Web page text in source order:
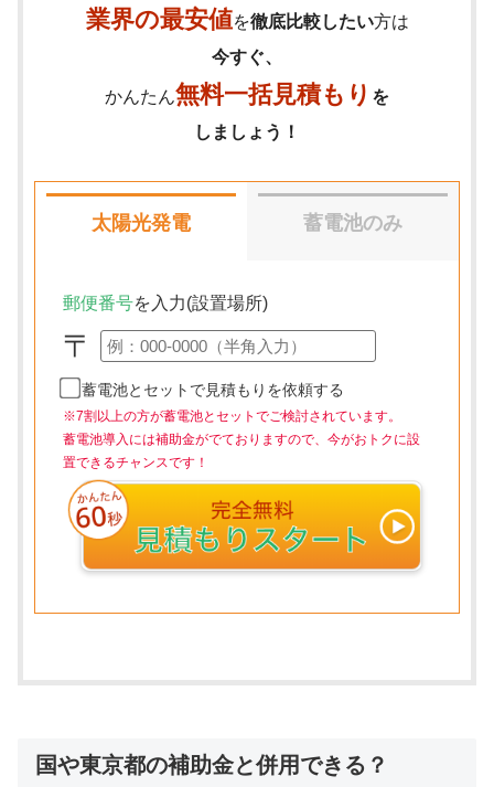
業界の最安値を徹底比較したい方は
今すぐ、
かんたん無料一括見積もり を
しましょう！
太陽光発電 蓄電池のみ
郵便番号を入力(設置場所)
〒
蓄電池とセットで見積もりを依頼する
※7割以上の方が蓄電池とセットでご検討されています。
蓄電池導入には補助金がでておりますので、今がおトクに設
置できるチャンスです！
国や東京都の補助金と併用できる？